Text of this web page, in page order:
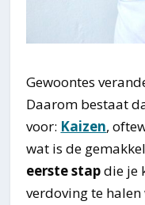
Gewoontes
Daarom bestaat
voor: Kaizen,
wat is de
eerste stapdie je
verdoving te